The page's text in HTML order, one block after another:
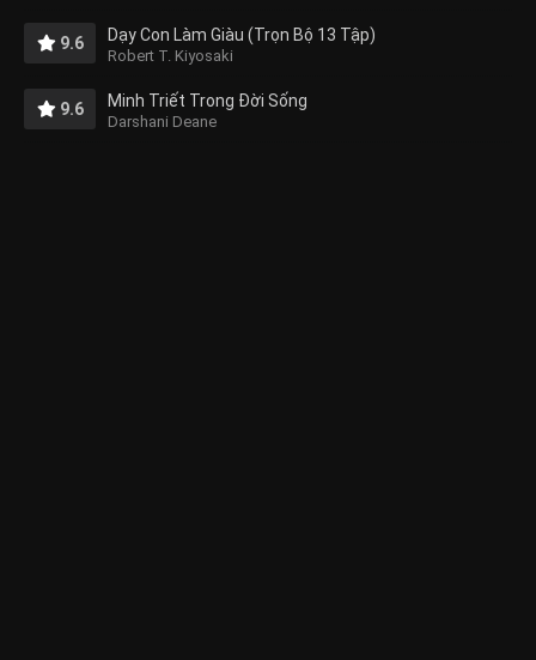
9.6 Dạy Con Làm Giàu (Trọn Bộ 13 Tập)
Robert T. Kiyosaki
9.6 Minh Triết Trong Đời Sống
Darshani Deane